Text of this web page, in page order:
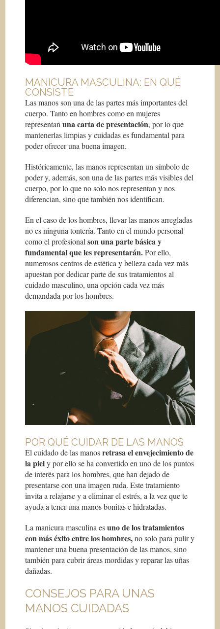
MANICURA MASCULINA: EN QUÉ
CONSISTE
Las manos son una de las partes más importantes del
cuerpo. Tanto en hombres como en mujeres
representan una carta de presentación, por lo que
mantenerlas limpias y cuidadas es fundamental para
poder ofrecer una buena imagen.
Históricamente, las manos representan un símbolo de
poder y, además, son una de las partes más visibles del
cuerpo, por lo que no solo nos representan y nos
diferencian, sino que también nos identifican.
En el caso de los hombres, llevar las manos arregladas
no es ninguna tontería. Tanto en el mundo personal
como el profesional son una parte básica y
fundamental que les representarán.Por ello,
numerosos centros de estética y belleza cada vez más
apuestan por dedicar parte de sus tratamientos al
cuidado masculino, una opción cada vez más
demandada por los hombres.
POR QUÉ CUIDAR DE LAS MANOS
El cuidado de las manosretrasa el envejecimiento de
la piely por ello se ha convertido en uno de los puntos
de interés para los hombres, que han dejado de
presentarse con una imagen ruda. Este tratamiento
invita a relajarse y a eliminar el estrés, a la vez que te
ayuda a tener una manos bonitas e hidratadas.
La manicura masculina esuno de los tratamientos
con más éxito entre los hombres,no solo para pulir y
mantener una buena presentación de las manos, sino
también para cubrir áreas mordidas y reparar las uñas
dañadas.
CONSEJOS PARA UNAS
MANOS CUIDADAS